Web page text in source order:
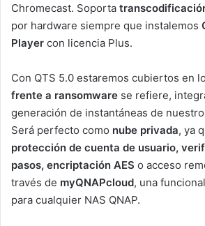
Chromecast. Soporta
por hardware siempre que instalemos
Player con licencia Plus.
Con QTS 5.0 estaremos cubiertos en
frente a ransomware se refiere,
generación de instantáneas de
Será perfecto como nube privada, ya
protección de cuenta de usuario,
pasos, encriptación AES o acceso
través de myQNAPcloud, una
para cualquier NAS QNAP.